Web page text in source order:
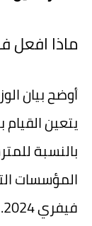
ماذا افعل
أوضح بيان
يتعين القيام
بالنسبة
فيفري 2024.